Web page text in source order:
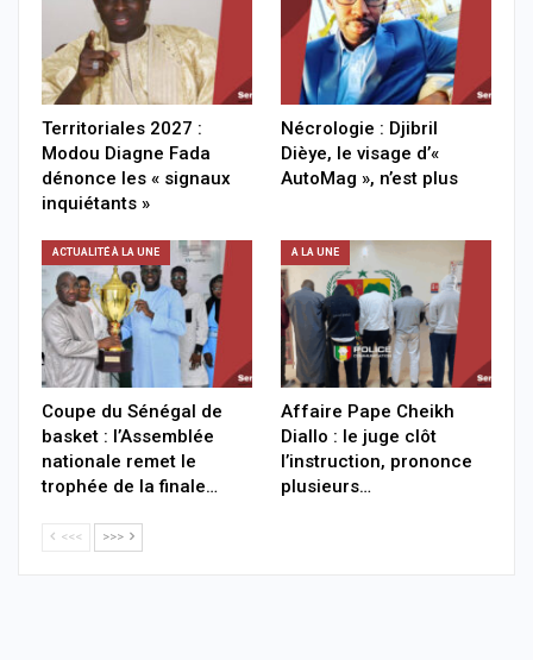
Territoriales 2027 :
Modou Diagne Fada
dénonce les « signaux
inquiétants »
Nécrologie : Djibril
Dièye, le visage d’«
AutoMag », n’est plus
ACTUALITÉ À LA UNE
Coupe du Sénégal de
basket : l’Assemblée
nationale remet le
trophée de la finale…
A LA UNE
Affaire Pape Cheikh
Diallo : le juge clôt
l’instruction, prononce
plusieurs…
<<< >>>